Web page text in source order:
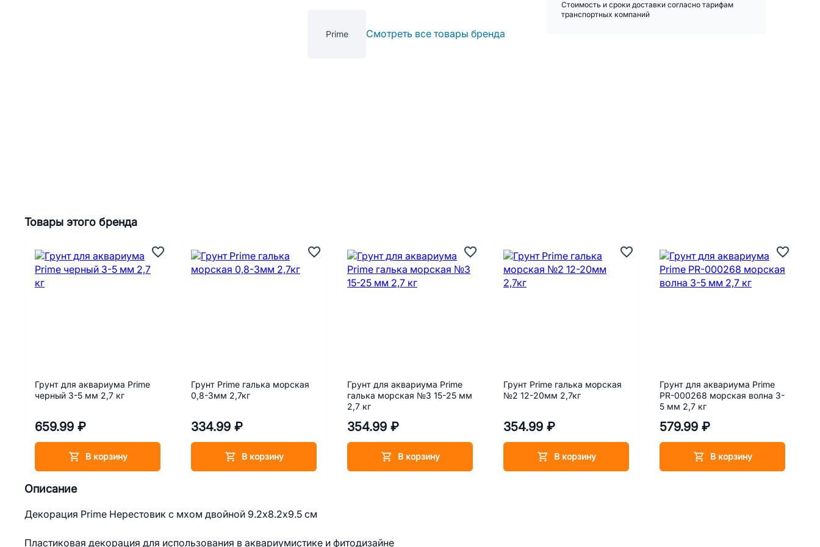
Prime Смотреть все товары бренда
Стоимость и сроки доставки согласно тарифам
транспортных компаний
Описание
Декорация Prime Нерестовик с мхом двойной 9.2х8.2х9.5 см
Пластиковая декорация для использования в аквариумистике и фитодизайне
Товары этого бренда
Грунт для аквариума Prime
черный 3-5 мм 2,7 кг
659.99 ₽
В корзину
Грунт Prime галька морская
0,8-3мм 2,7кг
334.99 ₽
В корзину
Грунт для аквариума Prime
галька морская №3 15-25 мм
2,7 кг
354.99 ₽
В корзину
Грунт Prime галька морская
№2 12-20мм 2,7кг
354.99 ₽
В корзину
Грунт для аквариума Prime
PR-000268 морская волна 3-
5 мм 2,7 кг
579.99 ₽
В корзину